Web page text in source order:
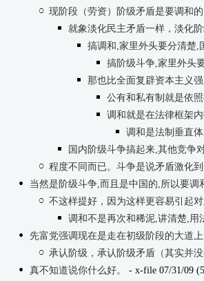
现阶段（劳资）阶级矛盾是要调和
就象淡化民主矛盾一样，淡化
搞调和,家里外头要分清楚,
搞阶级斗争,家里外头
那也比全面复辟资本主义
公有和私有制就是依
调和就是在法律框架
调和是法制垂直
国内阶级斗争搞起来,其他竞争
程度不同而已。斗争是说矛盾激化
当然是阶级斗争,而且是中国的,所以要
不这样提好，因为这样更容易引起对
调和不是再次和稀泥,讲清楚,用
先富党强调现在是走在初级阶段的大道上，
承认阶级，承认阶级矛盾（其实并
真不知道说你什么好。
- x-file 07/31/09